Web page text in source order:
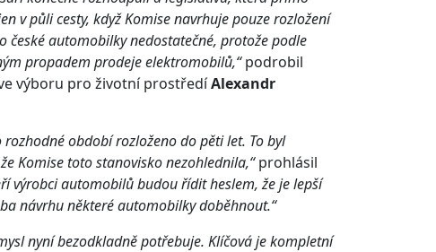
v půli cesty, když Komise navrhuje pouze rozložení
automobilky nedostatečné, protože podle
propadem prodeje elektromobilů,“podrobil
výboru pro životní prostředíAlexandr
období rozloženo do pěti let. To byl
Komise toto stanovisko nezohlednila,“prohlásil
výrobci automobilů budou řídit heslem, že je lepší
návrhu některé automobilky doběhnout.“
nyní bezodkladně potřebuje. Klíčová je kompletní